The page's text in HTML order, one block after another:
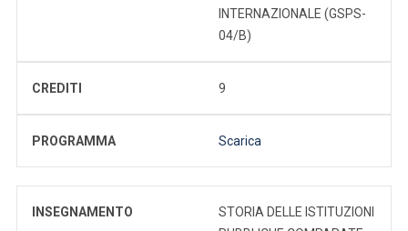
INTERNAZIONALE (GSPS-
04/B)
CREDITI 9
PROGRAMMA Scarica
INSEGNAMENTO
STORIA DELLE ISTITUZIONI